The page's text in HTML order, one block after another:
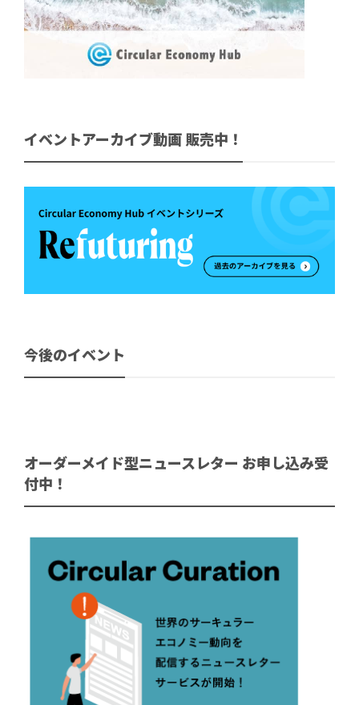
イベントアーカイブ動画 販売中！
今後のイベント
オーダーメイド型ニュースレター お申し込み受
付中！